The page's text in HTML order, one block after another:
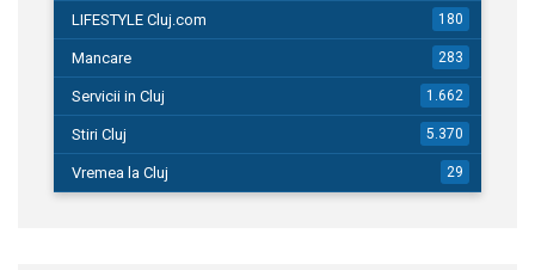
LIFESTYLE Cluj.com 180
Mancare 283
Servicii in Cluj 1.662
Stiri Cluj 5.370
Vremea la Cluj 29